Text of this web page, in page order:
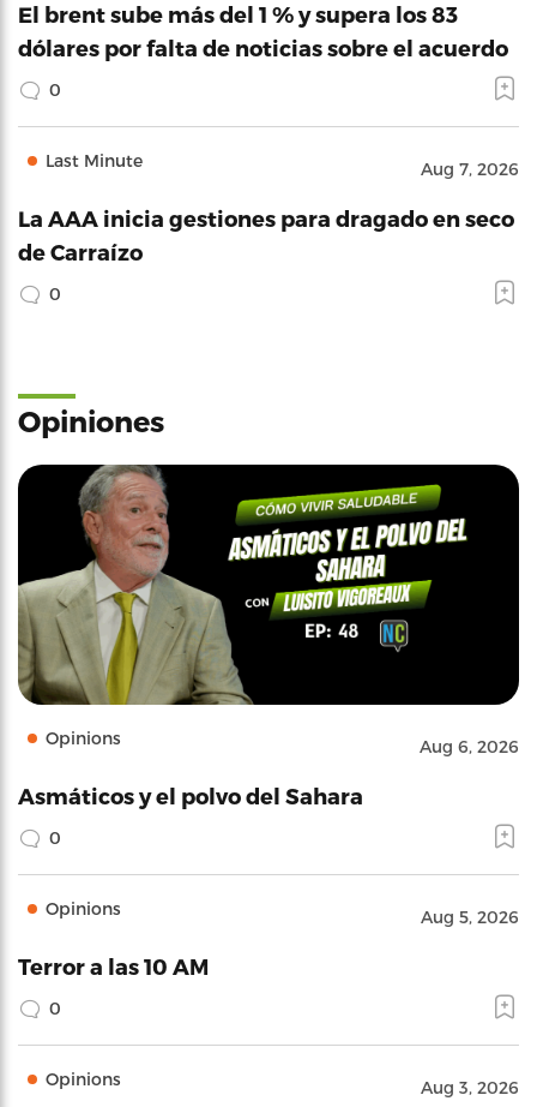
El brent sube más del 1 % y supera los 83
dólares por falta de noticias sobre el acuerdo
0
Last Minute Aug 7, 2026
La AAA inicia gestiones para dragado en seco
de Carraízo
0
Opiniones
Opinions Aug 6, 2026
Asmáticos y el polvo del Sahara
0
Opinions Aug 5, 2026
Terror a las 10 AM
0
Opinions Aug 3, 2026